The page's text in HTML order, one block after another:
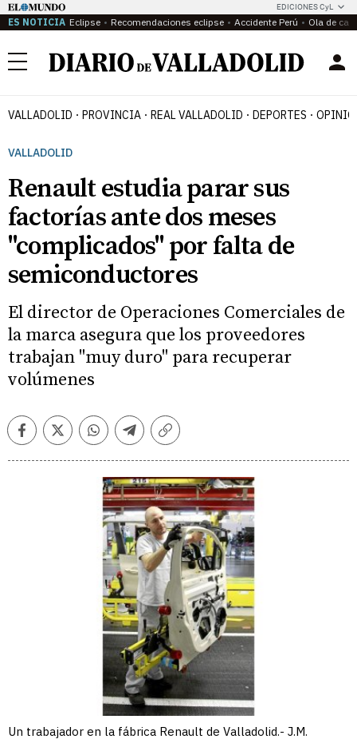
EDICIONES CyL
ES NOTICIA Eclipse Recomendaciones eclipse Accidente Perú Ola de
Menú
VALLADOLID PROVINCIA REAL VALLADOLID DEPORTES
VALLADOLID
Renault estudia parar sus
factorías ante dos meses
"complicados" por falta de
semiconductores
El director de Operaciones Comerciales de
la marca asegura que los proveedores
trabajan "muy duro" para recuperar
volúmenes
FacebookTwitterWhatsappTelegramCopiar
Un trabajador en la fábrica Renault de Valladolid.- J.M.